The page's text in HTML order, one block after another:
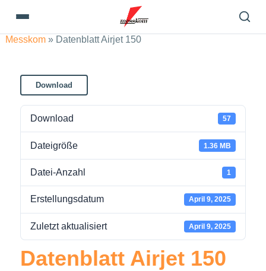
Messkom » Datenblatt Airjet 150
Download
Download 57
Dateigröße 1.36 MB
Datei-Anzahl 1
Erstellungsdatum April 9, 2025
Zuletzt aktualisiert April 9, 2025
Datenblatt Airjet 150